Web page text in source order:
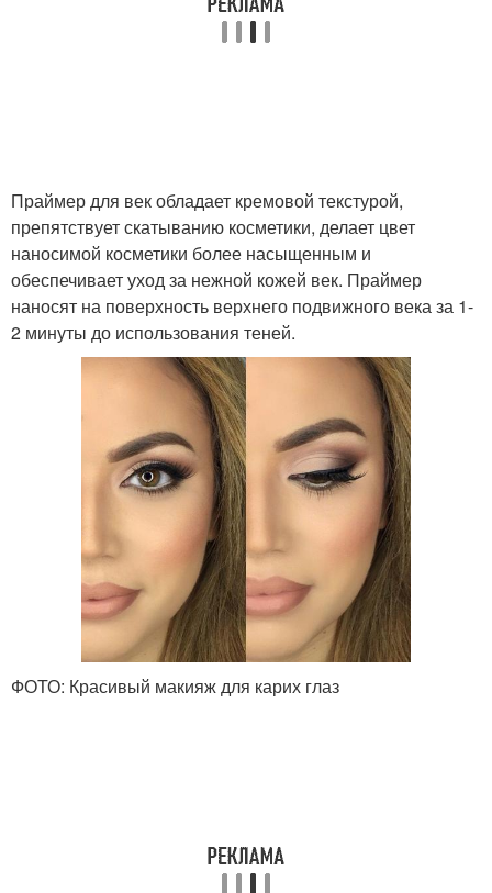
Праймер для век обладает кремовой текстурой,
препятствует скатыванию косметики, делает цвет
наносимой косметики более насыщенным и
обеспечивает уход за нежной кожей век. Праймер
наносят на поверхность верхнего подвижного века за 1-
2 минуты до использования теней.
ФОТО: Красивый макияж для карих глаз